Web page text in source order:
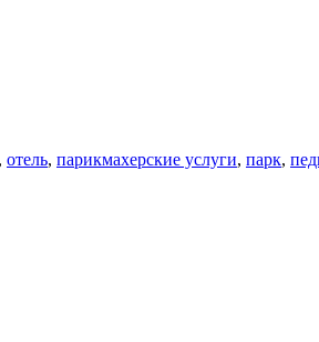
, отель, парикмахерские услуги, парк,